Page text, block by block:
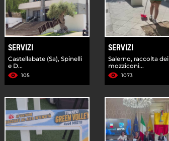
SERVIZI
Castellabate (Sa), Spinelli
e D...
105
SERVIZI
Salerno, raccolta dei
mozziconi...
1073